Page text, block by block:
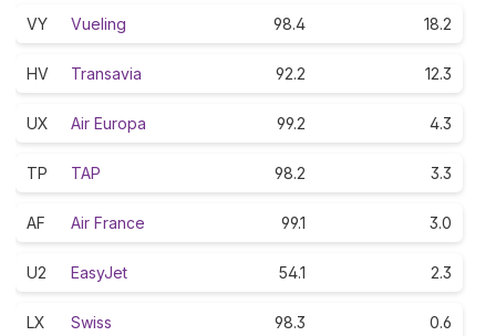
VY Vueling 98.4 18.2
HV Transavia 92.2 12.3
UX Air Europa 99.2 4.3
TP TAP 98.2 3.3
AF Air France 99.1 3.0
U2 EasyJet 54.1 2.3
LX Swiss 98.3 0.6